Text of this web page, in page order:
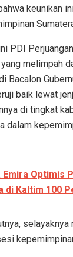
keunikan
PDI
melimpah
Bacalon
baik lewat
di tingkat
dalam
Emira Optimis
di Kaltim 100